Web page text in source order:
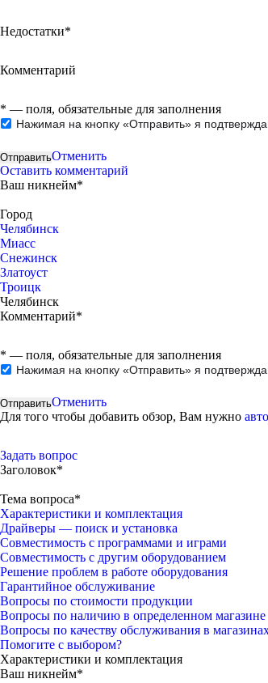
Недостатки*
Комментарий
* — поля, обязательные для заполнения
Нажимая на кнопку «Отправить» я
Отменить
Оставить комментарий
Ваш никнейм*
Город
Челябинск
Миасс
Снежинск
Златоуст
Троицк
Челябинск
Комментарий*
* — поля, обязательные для заполнения
Нажимая на кнопку «Отправить» я
Отменить
Для того чтобы добавить обзор, Вам нужно
Задать вопрос
Заголовок*
Тема вопроса*
Характеристики и комплектация
Драйверы — поиск и установка
Совместимость с программами и играми
Совместимость с другим оборудованием
Решение проблем в работе оборудования
Гарантийное обслуживание
Вопросы по стоимости продукции
Вопросы по наличию в определенном магазине
Вопросы по качеству обслуживания в
Помогите с выбором?
Характеристики и комплектация
Ваш никнейм*